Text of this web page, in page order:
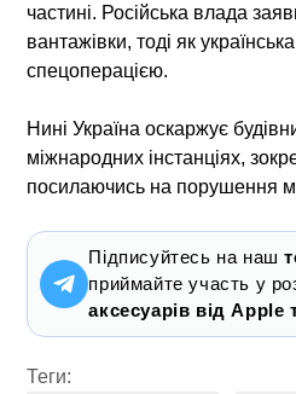
частині. Російська влада
вантажівки, тоді як
спецоперацією.
Нині Україна оскаржує
міжнародних інстанціях,
посилаючись на порушення
Підписуйтесь на наш
приймайте участь у
аксесуарів від Apple
Теги: